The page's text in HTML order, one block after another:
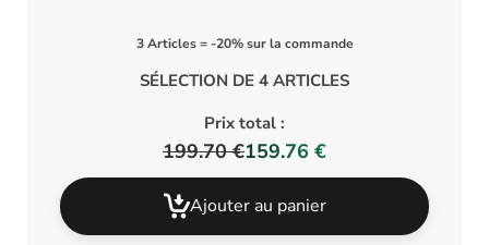
SÉLECTION DE 4 ARTICLES
Prix total :
199.70 €159.76 €
Ajouter au panier
3 Articles = -20% sur la commande